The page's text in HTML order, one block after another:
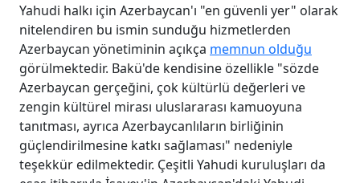
Yahudi halkı için Azerbaycan'ı "en güvenli yer" olarak
nitelendiren bu ismin sunduğu hizmetlerden
Azerbaycan yönetiminin açıkça memnun olduğu
görülmektedir. Bakü'de kendisine özellikle "sözde
Azerbaycan gerçeğini, çok kültürlü değerleri ve
zengin kültürel mirası uluslararası kamuoyuna
tanıtması, ayrıca Azerbaycanlıların birliğinin
güçlendirilmesine katkı sağlaması" nedeniyle
teşekkür edilmektedir. Çeşitli Yahudi kuruluşları da